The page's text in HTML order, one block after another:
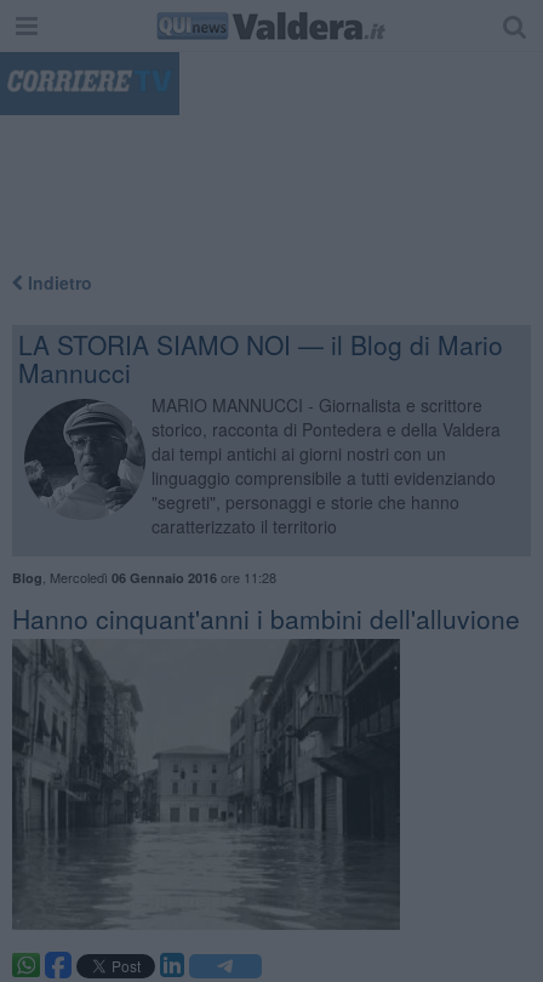
Indietro
LA STORIA SIAMO NOI — il Blog di Mario
Mannucci
MARIO MANNUCCI - Giornalista e scrittore
storico, racconta di Pontedera e della Valdera
dai tempi antichi ai giorni nostri con un
linguaggio comprensibile a tutti evidenziando
"segreti", personaggi e storie che hanno
caratterizzato il territorio
Blog Mercoledì 06 Gennaio 2016ore 11:28
Hanno cinquant'anni i bambini dell'alluvione